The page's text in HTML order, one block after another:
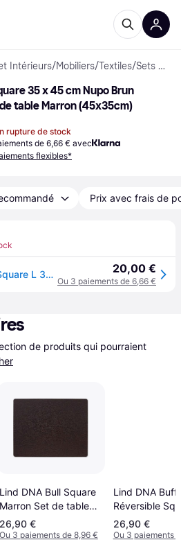
Intérieurs/Mobiliers/Textiles/ Sets de table
35 x 45 cm Nupo Brun
table Marron (45x35cm)
rupture de stock
de 6,66 € avec
flexibles*
Prix avec frais de
Lind DNA - Set de table Square L 35 x 45 cm, Nupo brun - Marron 20,00 €
Ou 3 paiements de 6,66 €
de produits qui pourraient
Lind DNA Bull Square
Marron Set de table
Marron (45x35cm)
26,90 €
Ou 3 paiements de 8,96 €
Lind DNA
Réversible
Noir Nature
table Marron,
26,90 €
Ou 3 paiements